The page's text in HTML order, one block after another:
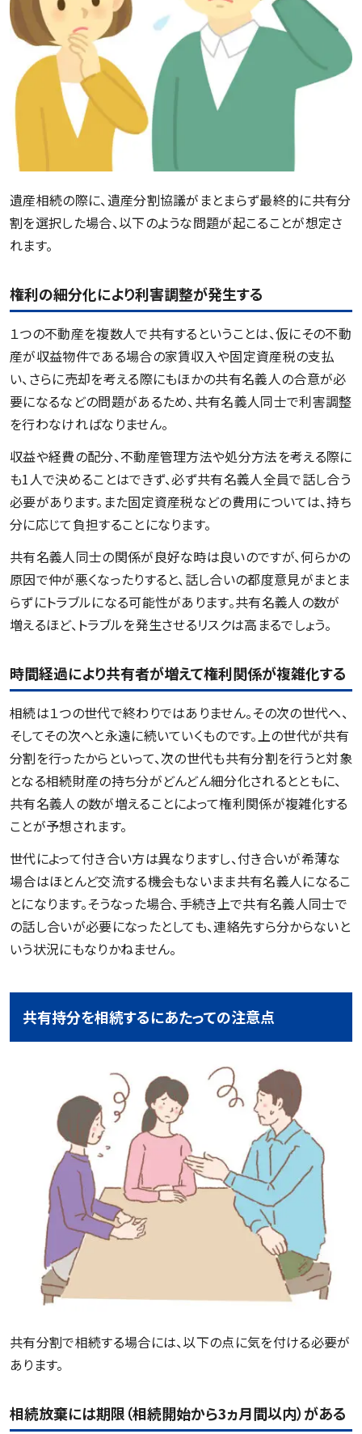
遺産相続の際に、遺産分割協議がまとまらず最終的に共有分
割を選択した場合、以下のような問題が起こることが想定さ
れます。
権利の細分化により利害調整が発生する
１つの不動産を複数人で共有するということは、仮にその不動
産が収益物件である場合の家賃収入や固定資産税の支払
い、さらに売却を考える際にもほかの共有名義人の合意が必
要になるなどの問題があるため、共有名義人同士で利害調整
を行わなければなりません。
収益や経費の配分、不動産管理方法や処分方法を考える際に
も1人で決めることはできず、必ず共有名義人全員で話し合う
必要があります。また固定資産税などの費用については、持ち
分に応じて負担することになります。
共有名義人同士の関係が良好な時は良いのですが、何らかの
原因で仲が悪くなったりすると、話し合いの都度意見がまとま
らずにトラブルになる可能性があります。共有名義人の数が
増えるほど、トラブルを発生させるリスクは高まるでしょう。
時間経過により共有者が増えて権利関係が複雑化する
相続は１つの世代で終わりではありません。その次の世代へ、
そしてその次へと永遠に続いていくものです。上の世代が共有
分割を行ったからといって、次の世代も共有分割を行うと対象
となる相続財産の持ち分がどんどん細分化されるとともに、
共有名義人の数が増えることによって権利関係が複雑化する
ことが予想されます。
世代によって付き合い方は異なりますし、付き合いが希薄な
場合はほとんど交流する機会もないまま共有名義人になるこ
とになります。そうなった場合、手続き上で共有名義人同士で
の話し合いが必要になったとしても、連絡先すら分からないと
いう状況にもなりかねません。
共有持分を相続するにあたっての注意点
共有分割で相続する場合には、以下の点に気を付ける必要が
あります。
相続放棄には期限（相続開始から3ヵ月間以内）がある